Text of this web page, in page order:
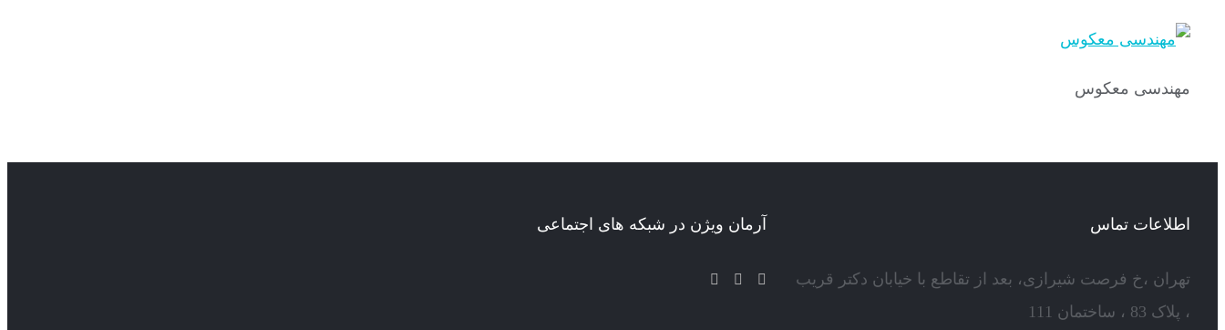
مهندسی معکوس
اطلاعات تماس
تهران ،خ فرصت شیرازی، بعد از تقاطع با خیابان دکتر قریب
، پلاک 83 ، ساختمان 111
آرمان ویژن در شبکه های اجتماعی